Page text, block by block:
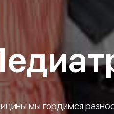
мы гордимся